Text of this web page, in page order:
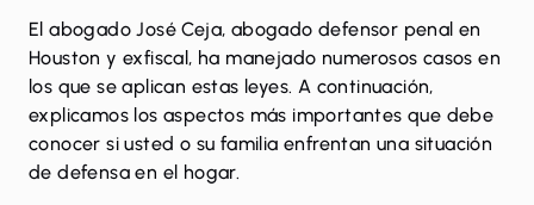
El abogado José Ceja, abogado defensor penal en
Houston y exfiscal, ha manejado numerosos casos en
los que se aplican estas leyes. A continuación,
explicamos los aspectos más importantes que debe
conocer si usted o su familia enfrentan una situación
de defensa en el hogar.